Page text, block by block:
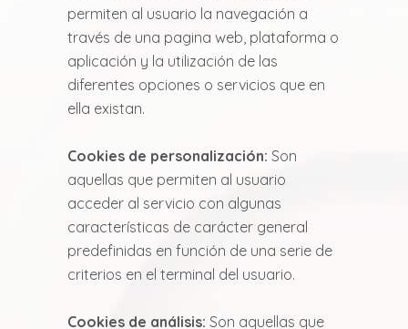
permiten al usuario la navegación a
través de una pagina web, plataforma o
aplicación y la utilización de las
diferentes opciones o servicios que en
ella existan.
Cookies de personalización: Son
aquellas que permiten al usuario
acceder al servicio con algunas
características de carácter general
predefinidas en función de una serie de
criterios en el terminal del usuario.
Cookies de análisis: Son aquellas que